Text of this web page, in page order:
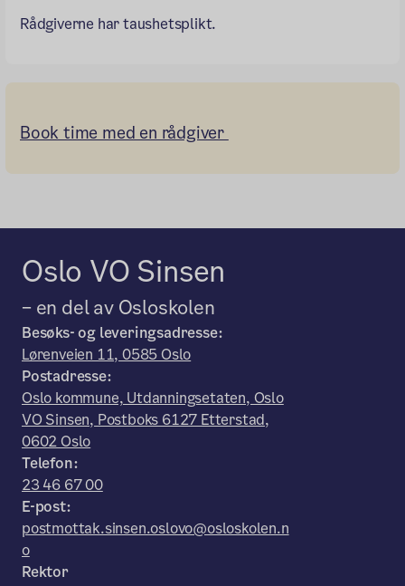
Rådgiverne har taushetsplikt.
Book time med en rådgiver
Oslo VO Sinsen
– en del av Osloskolen
Besøks- og leveringsadresse:
Lørenveien 11, 0585 Oslo
Postadresse:
Oslo kommune, Utdanningsetaten, Oslo
VO Sinsen, Postboks 6127 Etterstad,
0602 Oslo
Telefon:
23 46 67 00
E-post:
postmottak.sinsen.oslovo@osloskolen.n
o
Rektor